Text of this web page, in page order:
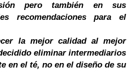
pero también en sus
recomendaciones para el
la mejor calidad al mejor
eliminar intermediarios
en el té, no en el diseño de su